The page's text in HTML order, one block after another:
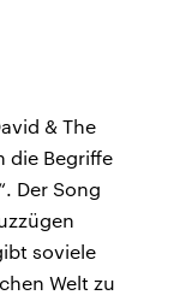
& The
die Begriffe
Der Song
soviele
Welt zu